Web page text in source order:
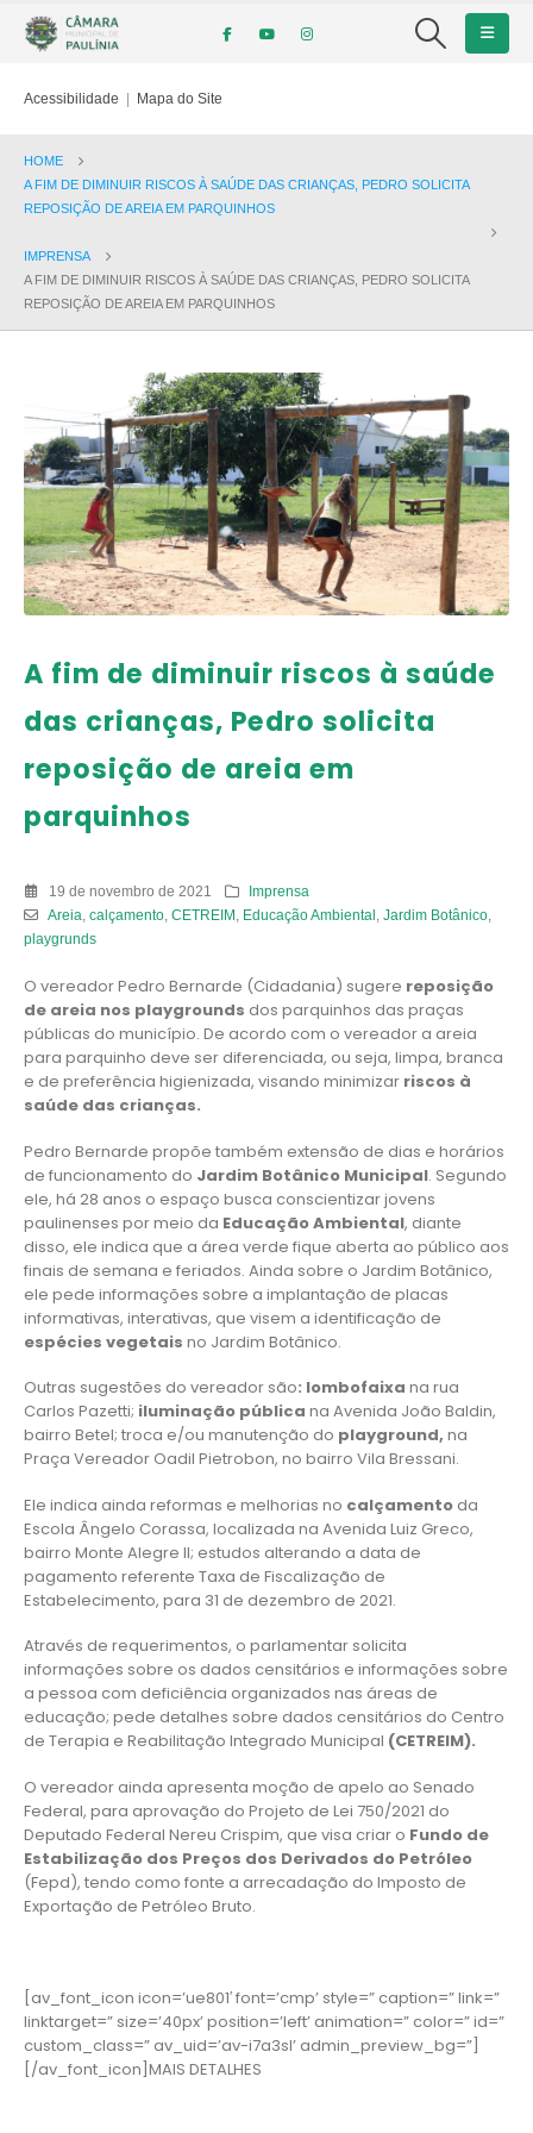
Acessibilidade | Mapa do Site
HOME
A FIM DE DIMINUIR RISCOS À SAÚDE DAS CRIANÇAS, PEDRO SOLICITA
REPOSIÇÃO DE AREIA EM PARQUINHOS
IMPRENSA
A FIM DE DIMINUIR RISCOS À SAÚDE DAS CRIANÇAS, PEDRO SOLICITA
REPOSIÇÃO DE AREIA EM PARQUINHOS
A fim de diminuir riscos à saúde
das crianças, Pedro solicita
reposição de areia em
parquinhos
19 de novembro de 2021
Imprensa
Areia calçamento, CETREIM Educação Ambiental Jardim Botânico,
playgrunds
O vereador Pedro Bernarde (Cidadania) sugere reposição
de areia nos playgrounds dos parquinhos das praças
públicas do município. De acordo com o vereador a areia
para parquinho deve ser diferenciada, ou seja, limpa, branca
e de preferência higienizada, visando minimizar riscos à
saúde das crianças.
Pedro Bernarde propõe também extensão de dias e horários
de funcionamento do Jardim Botânico Municipal. Segundo
ele, há 28 anos o espaço busca conscientizar jovens
paulinenses por meio da Educação Ambiental, diante
disso, ele indica que a área verde fique aberta ao público aos
finais de semana e feriados. Ainda sobre o Jardim Botânico,
ele pede informações sobre a implantação de placas
informativas, interativas, que visem a identificação de
espécies vegetais no Jardim Botânico.
Outras sugestões do vereador são: lombofaixa na rua
Carlos Pazetti; iluminação pública na Avenida João Baldin,
bairro Betel; troca e/ou manutenção do playground, na
Praça Vereador Oadil Pietrobon, no bairro Vila Bressani.
Ele indica ainda reformas e melhorias no calçamento da
Escola Ângelo Corassa, localizada na Avenida Luiz Greco,
bairro Monte Alegre II; estudos alterando a data de
pagamento referente Taxa de Fiscalização de
Estabelecimento, para 31 de dezembro de 2021.
Através de requerimentos, o parlamentar solicita
informações sobre os dados censitários e informações sobre
a pessoa com deficiência organizados nas áreas de
educação; pede detalhes sobre dados censitários do Centro
de Terapia e Reabilitação Integrado Municipal (CETREIM).
O vereador ainda apresenta moção de apelo ao Senado
Federal, para aprovação do Projeto de Lei 750/2021 do
Deputado Federal Nereu Crispim, que visa criar o Fundo de
Estabilização dos Preços dos Derivados do Petróleo
(Fepd), tendo como fonte a arrecadação do Imposto de
Exportação de Petróleo Bruto.
[av_font_icon icon=’ue801′ font=’cmp’ style=” caption=” link=”
linktarget=” size=’40px’ position=’left’ animation=” color=” id=”
custom_class=” av_uid=’av-i7a3sl’ admin_preview_bg=”]
[/av_font_icon]MAIS DETALHES